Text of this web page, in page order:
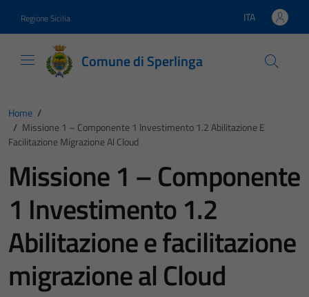
Regione Sicilia Lingua attiva:
ITA
Comune di Sperlinga
Home /
/ Missione 1 – Componente 1 Investimento 1.2 Abilitazione E
Facilitazione Migrazione Al Cloud
Missione 1 – Componente
1 Investimento 1.2
Abilitazione e facilitazione
migrazione al Cloud